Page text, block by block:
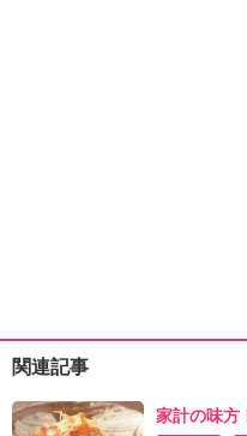
関連記事
家計の味方